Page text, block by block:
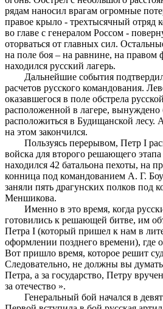
рядам наносил врагам огромные
правое крыло - трехтысячный отряд
во главе с генералом Россом -
оторваться от главных сил.
на поле боя – на равнине, на правом
находился русский лагерь.
Дальнейшие события
расчетов русского командования.
оказавшегося в поле обстрела
расположенной в лагере, вынуждено
расположиться в Будищанской лесу.
на этом закончился.
Пользуясь перерывом, Петр I
войска для второго решающего
находился 42 батальона пехоты, на
конница под командованием А. Г.
заняли пять драгунских полков под
Меншикова.
Именно в это время, когда
готовились к решающей битве, им
Петра I (который пришел к нам в
оформлении позднего времени), где
Вот пришло время, которое решит
Следовательно, не должны вы думать,
Петра, а за государство, Петру
за отечество ».
Генеральный бой начался в